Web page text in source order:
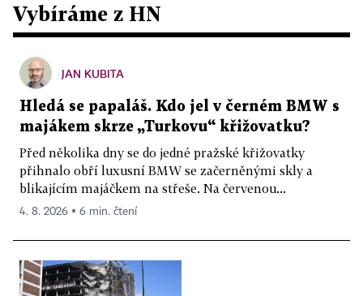
Vybíráme z HN
JAN KUBITA
Hledá se papaláš. Kdo jel v černém BMW s
majákem skrze „Turkovu“ křižovatku?
Před několika dny se do jedné pražské křižovatky
přihnalo obří luxusní BMW se začerněnými skly a
blikajícím majáčkem na střeše. Na červenou...
4. 8. 2026 ▪ 6 min. čtení